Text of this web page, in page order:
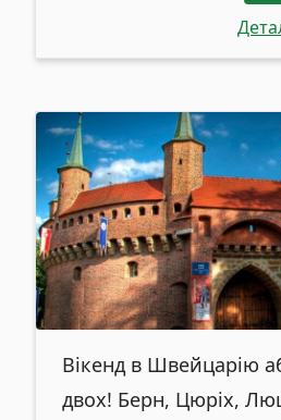
Вікенд в Швейцарію
двох! Берн, Цюріх,